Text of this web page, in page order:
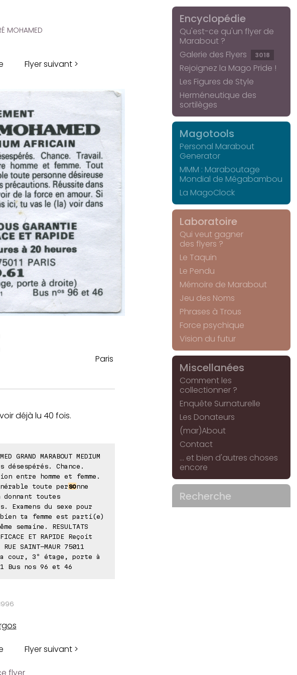
MOHAMED
Flyer suivant >
Paris
déjà lu 40 fois.
GRAND MARABOUT MEDIUM
Chance.
entre homme et femme.
toute personne
toutes
Examens du sexe pour
ta femme est parti(e)
RESULTATS
ET RAPIDE Reçoit
SAINT-MAUR 75011
cour, 3º étage, porte à
Bus nos 96 et 46
Flyer suivant >
flyer
Encyclopédie
Qu'est-ce qu'un flyer de
Marabout ?
Galerie des Flyers
3018
Rejoignez la Mago Pride !
Les Figures de Style
Herméneutique des
sortilèges
Magotools
Personal Marabout
Generator
MMM : Maraboutage
Mondial de Mégabambou
La MagoClock
Laboratoire
Qui veut gagner
des flyers ?
Le Taquin
Le Pendu
Mémoire de Marabout
Jeu des Noms
Phrases à Trous
Force psychique
Vision du futur
Miscellanées
Comment les
collectionner ?
Enquête Surnaturelle
Les Donateurs
(mar)About
Contact
... et bien d'autres choses
encore
Recherche